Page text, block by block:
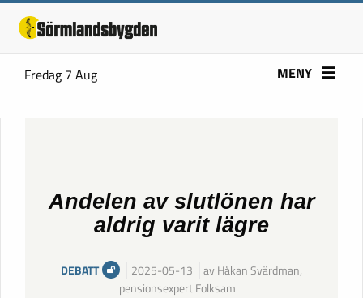
Fredag 7 Aug MENY
Andelen av slutlönen har
aldrig varit lägre
DEBATT 2025-05-13
av Håkan Svärdman,
pensionsexpert Folksam